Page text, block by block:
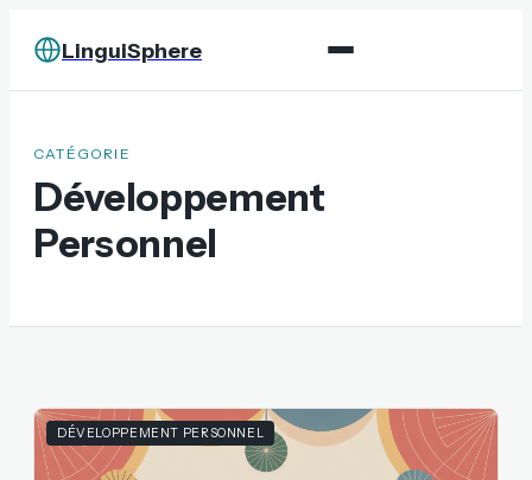
LinguiSphere
CATÉGORIE
Développement
Personnel
DÉVELOPPEMENT PERSONNEL